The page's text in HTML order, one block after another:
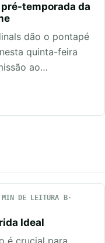
temporada da
dão o pontapé
quinta-feira
ao…
DE LEITURA
Ideal
é crucial para